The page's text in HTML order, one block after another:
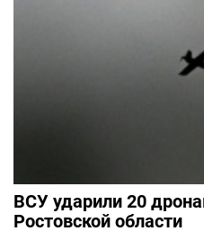
ВСУ ударили 20
Ростовской области